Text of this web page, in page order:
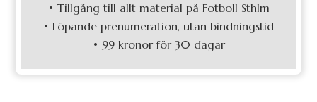
• Tillgång till allt material på Fotboll Sthlm
• Löpande prenumeration, utan bindningstid
• 99 kronor för 30 dagar